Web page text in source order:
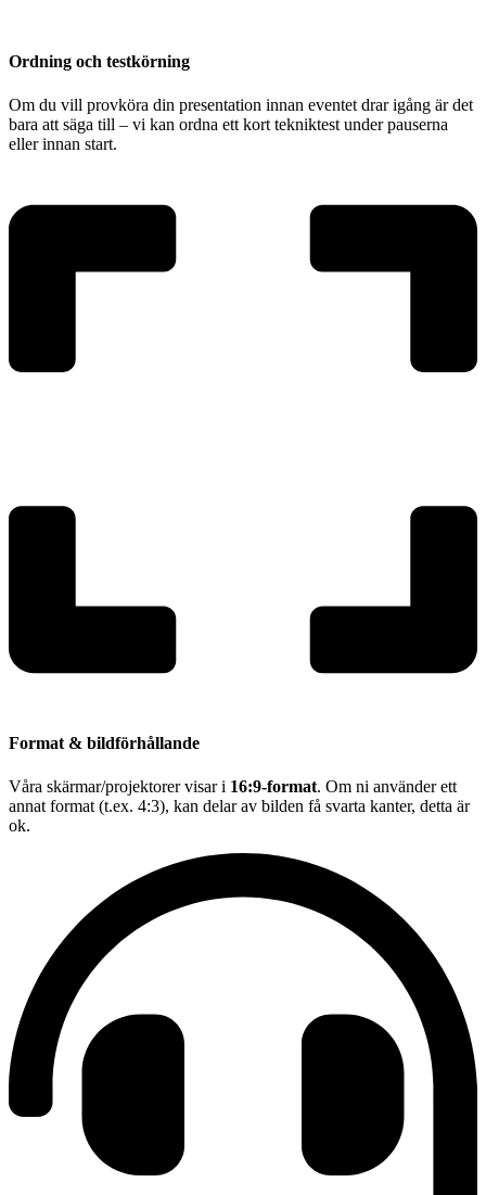
Ordning och testkörning
Om du vill provköra din presentation innan eventet drar igång är det
bara att säga till – vi kan ordna ett kort tekniktest under pauserna
eller innan start.
Format & bildförhållande
Våra skärmar/projektorer visar i 16:9-format. Om ni använder ett
annat format (t.ex. 4:3), kan delar av bilden få svarta kanter, detta är
ok.